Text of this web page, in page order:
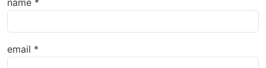
name *
email *